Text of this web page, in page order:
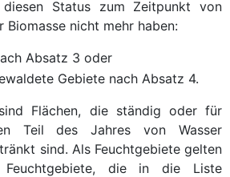
Status zum Zeitpunkt von
Biomasse nicht mehr haben:
Absatz 3 oder
Gebiete nach Absatz 4.
Flächen, die ständig oder für
Teil des Jahres von Wasser
sind. Als Feuchtgebiete gelten
Feuchtgebiete, die in die Liste